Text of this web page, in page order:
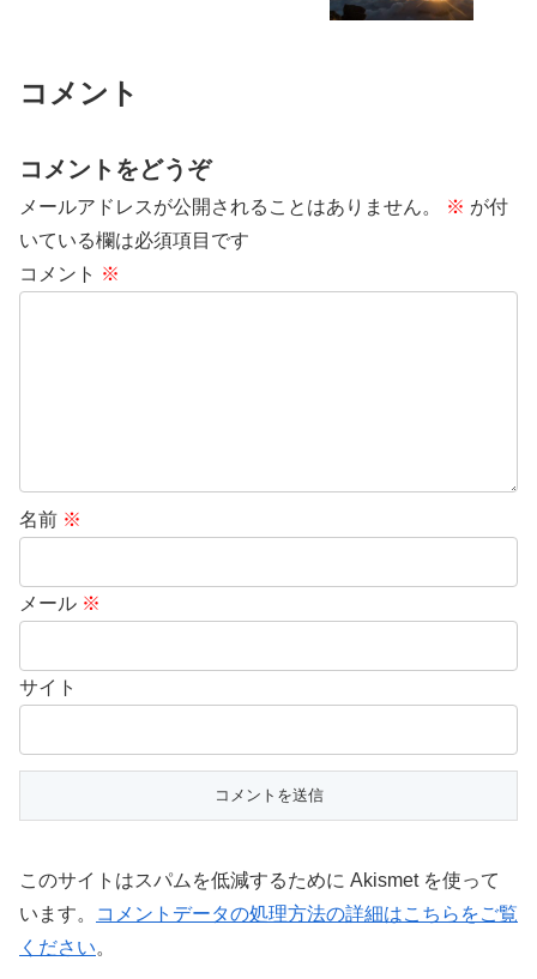
コメント
コメントをどうぞ
メールアドレスが公開されることはありません。 ※ が付
いている欄は必須項目です
コメント ※
名前 ※
メール ※
サイト
このサイトはスパムを低減するために Akismet を使って
います。
コメントデータの処理方法の詳細はこちらをご覧
ください。